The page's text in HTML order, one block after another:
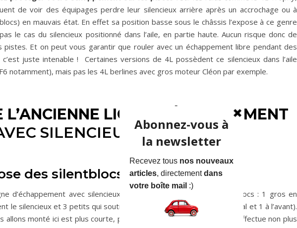
de voir des équipages perdre leur silencieux arrière après un accrochage ou à
en mauvais état. En effet sa position basse sous le châssis l’expose à ce genre
le cas du silencieux positionné dans l’aile, en partie haute. Aucun risque donc de
Et on peut vous garantir que rouler avec un échappement libre pendant des
juste intenable ! Certaines versions de 4L possèdent ce silencieux dans l’aile
notamment), mais pas les 4L berlines avec gros moteur Cléon par exemple.
L’ANCIENNE LIGNE D’ÉCHAPPEMENT
SILENCIEUX EN POSITION
des silentblocs
d’échappement avec silencieux arrière est fixé grâce à 4 silentblocs : 1 gros en
le silencieux et 3 petits qui soutiennent la ligne (1 à l’arrière, 1 central et 1 à l’avant).
allons monté ici est plus courte, puisque la sortie d’échappement s’effectue non plus